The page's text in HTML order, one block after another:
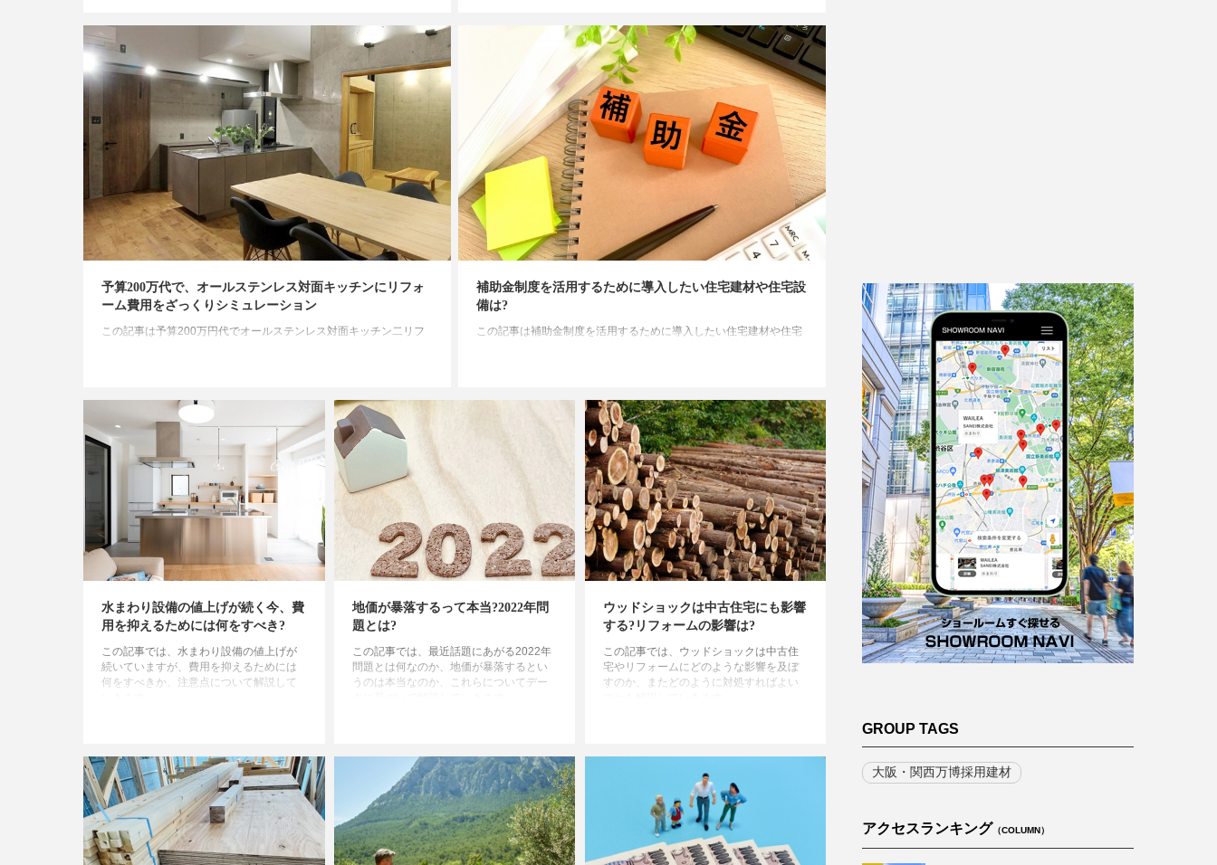
予算200万代で、オールステンレス対面キッチンにリフォ
ーム費用をざっくりシミュレーション
この記事は予算200万円代でオールステンレス対面キッチン二リフ
補助金制度を活用するために導入したい住宅建材や住宅設
備は?
この記事は補助金制度を活用するために導入したい住宅建材や住宅
水まわり設備の値上げが続く今、費
用を抑えるためには何をすべき?
この記事では、水まわり設備の値上げが
続いていますが、費用を抑えるためには
何をすべきか、注意点について解説して
地価が暴落するって本当?2022年問
題とは?
この記事では、最近話題にあがる2022年
問題とは何なのか、地価が暴落するとい
うのは本当なのか、これらについてデー
ウッドショックは中古住宅にも影響
する?リフォームの影響は?
この記事では、ウッドショックは中古住
宅やリフォームにどのような影響を及ぼ
すのか、またどのように対処すればよい
GROUP TAGS
大阪・関西万博採用建材
アクセスランキング （COLUMN）